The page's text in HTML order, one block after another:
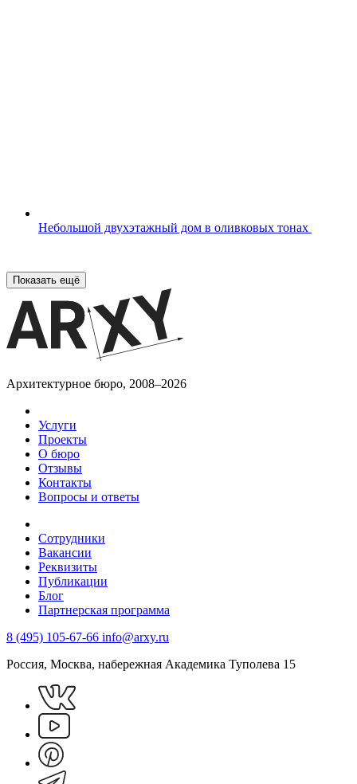
Небольшой двухэтажный дом в оливковых тонах
Показать ещё
Архитектурное бюро, 2008–2026
Услуги
Проекты
О бюро
Отзывы
Контакты
Вопросы и ответы
Сотрудники
Вакансии
Реквизиты
Публикации
Блог
Партнерская программа
8 (495) 105-67-66 info@arxy.ru
Россия, Москва, набережная Академика Туполева 15